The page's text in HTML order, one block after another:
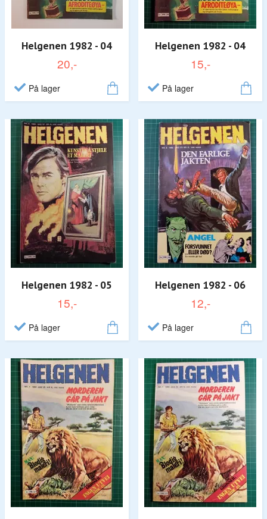
Helgenen 1982 - 04
20,-
På lager
Helgenen 1982 - 04
15,-
På lager
Helgenen 1982 - 05
15,-
På lager
Helgenen 1982 - 06
12,-
På lager